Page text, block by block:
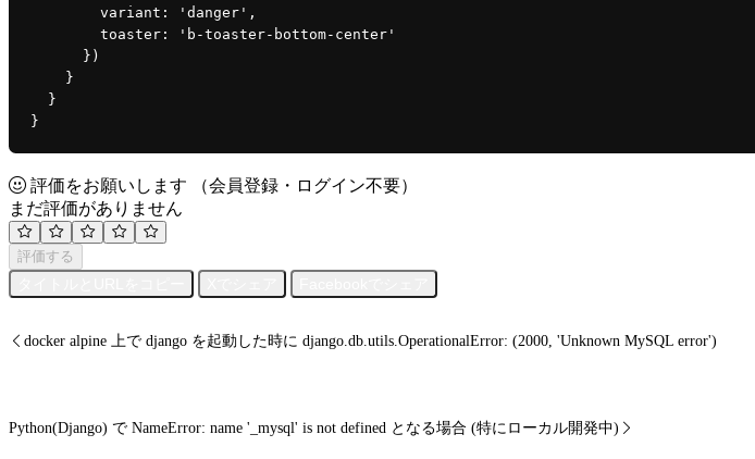
variant : 'danger' ,
toaster:
'b-toaster-bottom-center'
})
    }
  }
}
評価をお願いします
（会員登録・ログイン不要）
まだ評価がありません
評価する
docker alpine 上で django を起動した時に django.db.utils.OperationalError: (2000, 'Unknown MySQL error')
Python(Django) で NameError: name '_mysql' is not defined となる場合 (特にローカル開発中)